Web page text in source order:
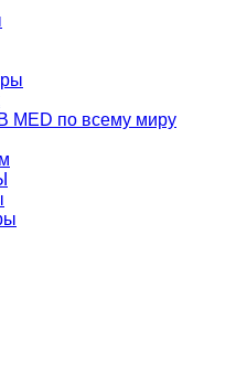
MED по всему миру